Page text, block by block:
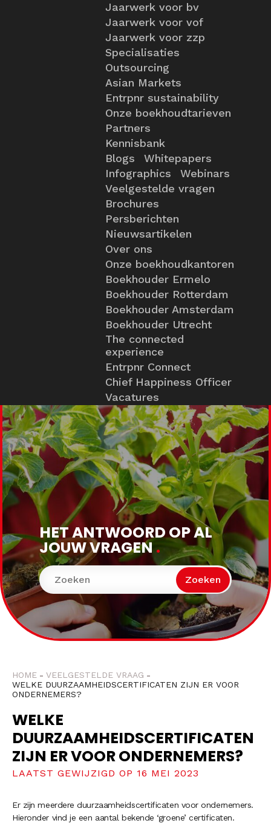
Jaarwerk voor bv
Jaarwerk voor vof
Jaarwerk voor zzp
Specialisaties
Outsourcing
Asian Markets
Entrpnr sustainability
Onze boekhoudtarieven
Partners
Kennisbank
Blogs
Whitepapers
Infographics
Webinars
Veelgestelde vragen
Brochures
Persberichten
Nieuwsartikelen
Over ons
Onze boekhoudkantoren
Boekhouder Ermelo
Boekhouder Rotterdam
Boekhouder Amsterdam
Boekhouder Utrecht
The connected
experience
Entrpnr Connect
Chief Happiness Officer
Vacatures
HET ANTWOORD OP AL
JOUW VRAGEN.
Zoeken
HOME
VEELGESTELDE VRAAG
WELKE DUURZAAMHEIDSCERTIFICATEN ZIJN ER VOOR
ONDERNEMERS?
WELKE
DUURZAAMHEIDSCERTIFICATEN
ZIJN ER VOOR ONDERNEMERS?
LAATST GEWIJZIGD OP 16 MEI 2023
Er zijn meerdere duurzaamheidscertificaten voor ondernemers.
Hieronder vind je een aantal bekende ‘groene’ certificaten.